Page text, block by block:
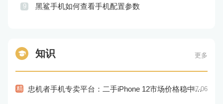
9 黑鲨手机如何查看手机配置参数
知识 更多
精 忠机者手机专卖平台：二手iPhone 12市场价格稳中有升07-06